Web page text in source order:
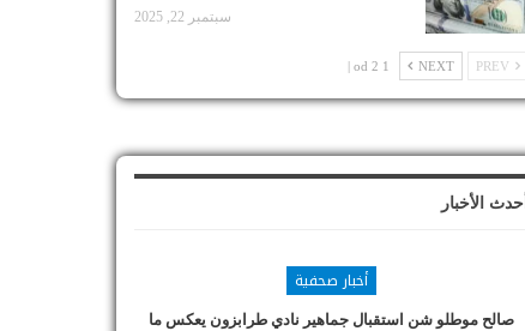
سبتمبر 22, 2025
NEXT
1 od 2 |
أحدث الأخبار
أخبار صحفية
صالح موطلو شن استقبال جماهير نادي طرابزون يعكس ما